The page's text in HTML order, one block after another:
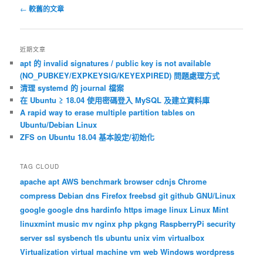
文
導
覽
← 較舊的文章
近期文章
apt 的 invalid signatures / public key is not available
(NO_PUBKEY/EXPKEYSIG/KEYEXPIRED) 問題處理方式
清理 systemd 的 journal 檔案
在 Ubuntu ≥ 18.04 使用密碼登入 MySQL 及建立資料庫
A rapid way to erase multiple partition tables on
Ubuntu/Debian Linux
ZFS on Ubuntu 18.04 基本設定/初始化
TAG CLOUD
apache apt AWS benchmark browser cdnjs Chrome
compress Debian dns Firefox freebsd git github GNU/Linux
google google dns hardinfo https image linux Linux Mint
linuxmint music mv nginx php pkgng RaspberryPi security
server ssl sysbench tls ubuntu unix vim virtualbox
Virtualization virtual machine vm web Windows wordpress